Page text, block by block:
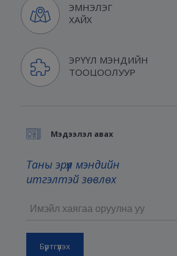
ЭМНЭЛЭГ
ХАЙХ
ЭРҮҮЛ МЭНДИЙН
ТООЦООЛУУР
Мэдээлэл авах
Таны эрүүл мэндийн
итгэлтэй зөвлөх